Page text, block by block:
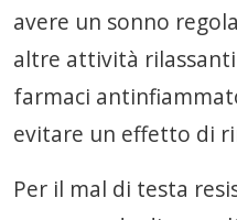
avere un sonno
altre attività
farmaci
evitare un effetto di
Per il mal di testa